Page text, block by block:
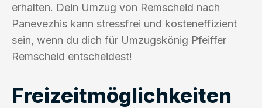
erhalten. Dein Umzug von Remscheid nach
Panevezhis kann stressfrei und kosteneffizient
sein, wenn du dich für Umzugskönig Pfeiffer
Remscheid entscheidest!
Freizeitmöglichkeiten